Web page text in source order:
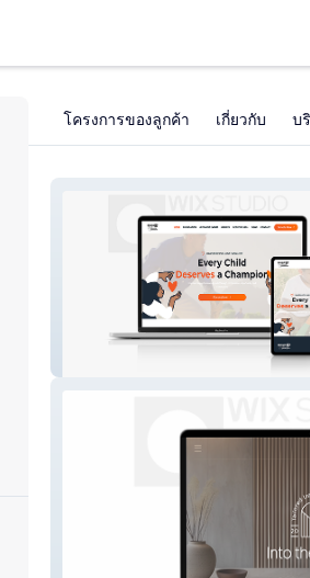
โครงการของลูกค้า เกี่ยวกับ บ
Barry Bonds Family Foundation